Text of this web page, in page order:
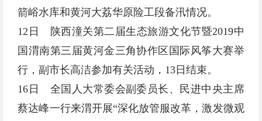
箭峪水库和黄河大荔华原险工段备汛情况。
12日 陕西潼关第二届生态旅游文化节暨2019中
国渭南第三届黄河金三角协作区国际风筝大赛举
行，副市长高洁参加有关活动，13日结束。
16日 全国人大常委会副委员长、民进中央主席
蔡达峰一行来渭开展“深化放管服改革，激发微观